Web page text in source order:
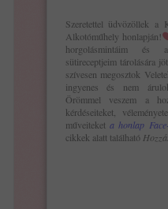
Szeretettel üdvözöllek a
Alkotóműhely honlapján!
horgolásmintáim
sütireceptjeim tárolására
szívesen megosztok
ingyenes és nem
Örömmel veszem a
kérdéseiteket,
műveiteket a honlap
cikkek alatt található
Boldog